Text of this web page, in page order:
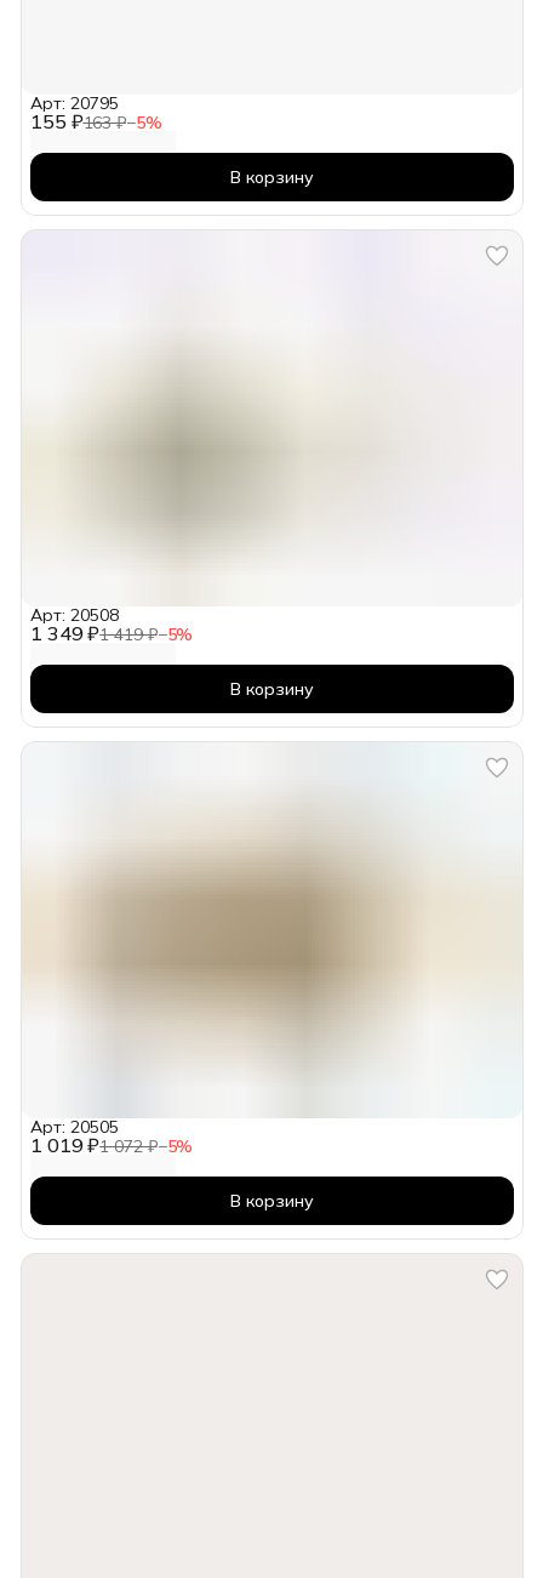
155 ₽163 ₽−5%
Арт: 20795
В корзину
1 349 ₽1 419 ₽−5%
Арт: 20508
В корзину
1 019 ₽1 072 ₽−5%
Арт: 20505
В корзину